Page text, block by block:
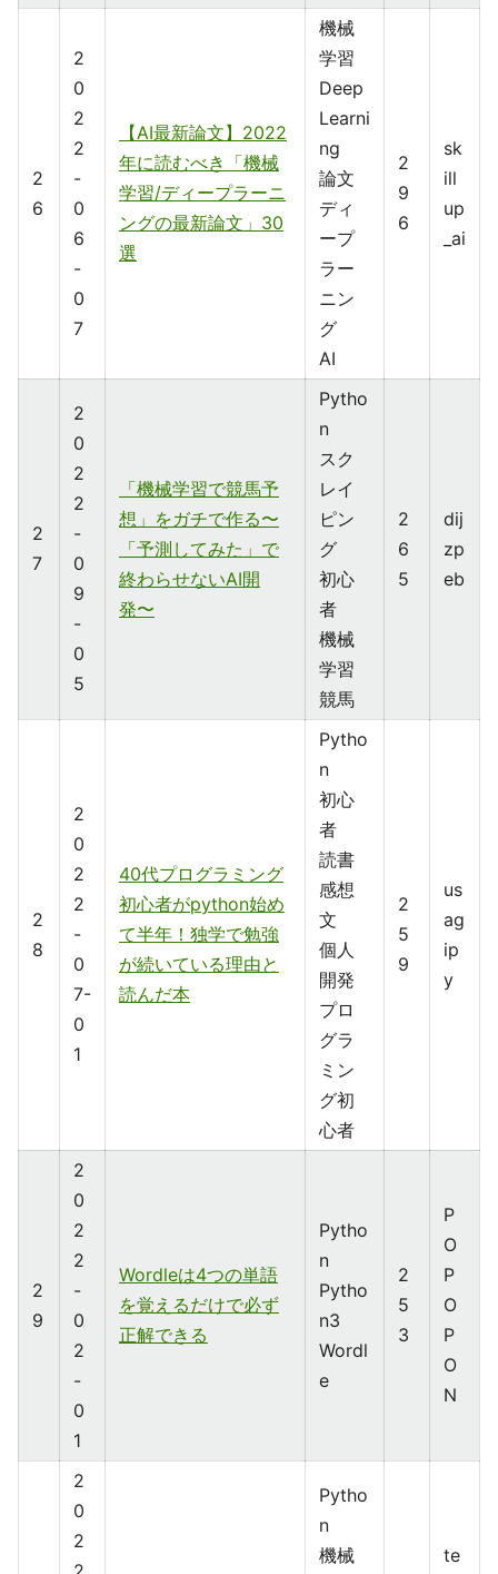
2
6
2
0
2
2
-
0
6
-
0
7
【AI最新論文】2022
年に読むべき「機械
学習/ディープラーニ
ングの最新論文」30
選
機械
学習
Deep
Learni
ng
論文
ディ
ープ
ラー
ニン
グ
AI
2
9
6
sk
ill
up
_ai
2
7
2
0
2
2
-
0
9
-
0
5
「機械学習で競馬予
想」をガチで作る〜
「予測してみた」で
終わらせないAI開
発〜
Pytho
n
スク
レイ
ピン
グ
初心
者
機械
学習
競馬
2
6
5
dij
zp
eb
2
8
2
0
2
2
-
0
7-
0
1
40代プログラミング
初心者がpython始め
て半年！独学で勉強
が続いている理由と
読んだ本
Pytho
n
初心
者
読書
感想
文
個人
開発
プロ
グラ
ミン
グ初
心者
2
5
9
us
ag
ip
y
2
9
2
0
2
2
-
0
2
-
0
1
Wordleは4つの単語
を覚えるだけで必ず
正解できる
Pytho
n
Pytho
n3
Wordl
e
2
5
3
P
O
P
O
P
O
N
2
0
2
Pytho
n
機械
te